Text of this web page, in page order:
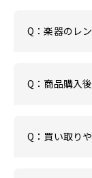
Q：楽器のレ
Q：商品購入
Q：買い取り